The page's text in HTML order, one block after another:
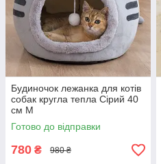
Будиночок лежанка для котів
собак кругла тепла Сірий 40
см M
Готово до відправки
780 ₴ 980 ₴